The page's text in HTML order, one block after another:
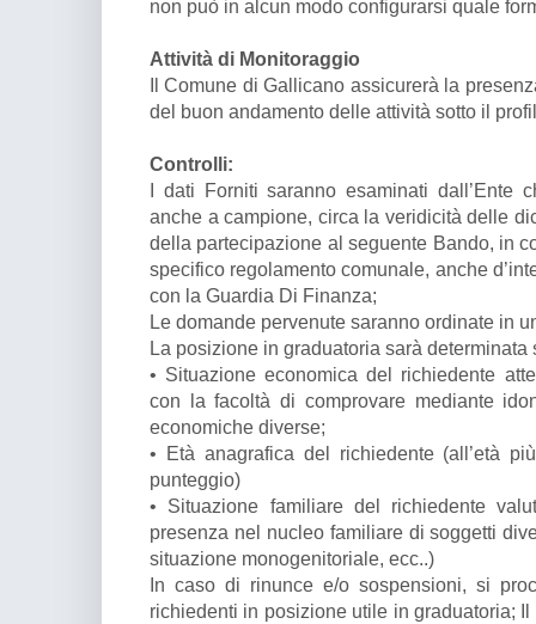
non può in alcun modo configurarsi quale
Attività di Monitoraggio
Il Comune di Gallicano assicurerà la
del buon andamento delle attività sotto il
Controlli:
I dati Forniti saranno esaminati dall’Ente
anche a campione, circa la veridicità delle
della partecipazione al seguente Bando, in
specifico regolamento comunale, anche
con la Guardia Di Finanza;
Le domande pervenute saranno ordinate in
La posizione in graduatoria sarà
• Situazione economica del richiedente
con la facoltà di comprovare mediante
economiche diverse;
• Età anagrafica del richiedente (all’età
punteggio)
• Situazione familiare del richiedente
presenza nel nucleo familiare di soggetti
situazione monogenitoriale, ecc..)
In caso di rinunce e/o sospensioni, si
richiedenti in posizione utile in graduatoria;